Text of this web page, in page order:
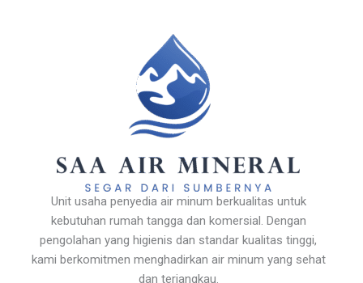
Unit usaha penyedia air minum berkualitas untuk
kebutuhan rumah tangga dan komersial. Dengan
pengolahan yang higienis dan standar kualitas tinggi,
kami berkomitmen menghadirkan air minum yang sehat
dan terjangkau.